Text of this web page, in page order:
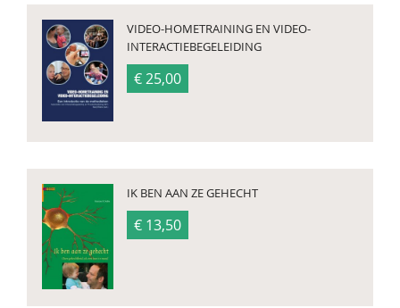
VIDEO-HOMETRAINING EN VIDEO-
INTERACTIEBEGELEIDING
€ 25,00
IK BEN AAN ZE GEHECHT
€ 13,50